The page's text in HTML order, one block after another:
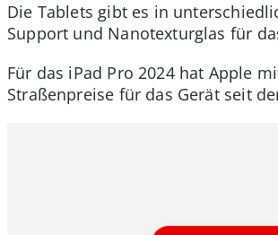
Die Tablets gibt es in
Support und Nanotexturglas für
Für das iPad Pro 2024 hat Apple
Straßenpreise für das Gerät seit